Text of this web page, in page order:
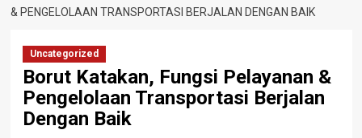
& PENGELOLAAN TRANSPORTASI BERJALAN DENGAN BAIK
Uncategorized
Borut Katakan, Fungsi Pelayanan &
Pengelolaan Transportasi Berjalan
Dengan Baik